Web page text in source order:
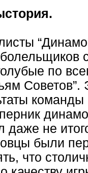
по
даже не
были
что